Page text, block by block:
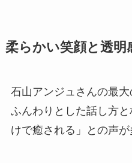
柔らかい笑顔と透明
石山アンジュさんの最
ふんわりとした話し方
けで癒される」との声が